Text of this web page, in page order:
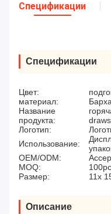
Спецификации
Спецификации
Цвет:
материал:
Название
продукта:
Логотип:
Использование:
OEM/ODM:
MOQ:
Размер:
11x
Описание